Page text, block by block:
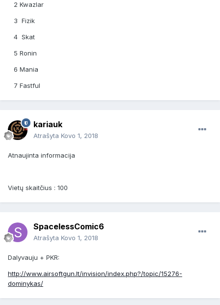
2 Kwazlar
3 Fizik
4 Skat
5 Ronin
6 Mania
7 Fastful
kariauk
Atrašyta Kovo 1, 2018
Atnaujinta informacija
Vietų skaitčius : 100
SpacelessComic6
Atrašyta Kovo 1, 2018
Dalyvauju + PKR:
http://www.airsoftgun.lt/invision/index.php?/topic/15276-
dominykas/